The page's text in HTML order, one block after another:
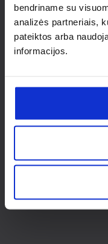
bendriname su
analizės partneriais,
pateiktos arba
informacijos.
Susisiekti